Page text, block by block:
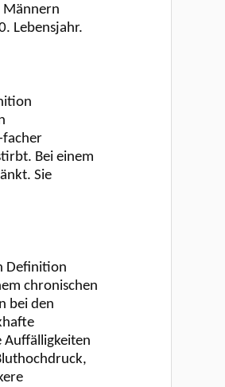
Männern
Lebensjahr.
facher
Bei einem
Sie
Definition
chronischen
bei den
Auffälligkeiten